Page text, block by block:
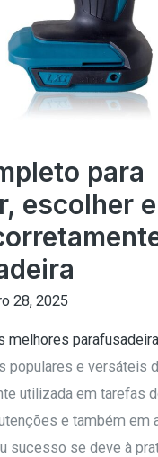
para
escolher e
28, 2025
melhores
populares e versáteis
utilizada em tarefas
e também em
sucesso se deve à